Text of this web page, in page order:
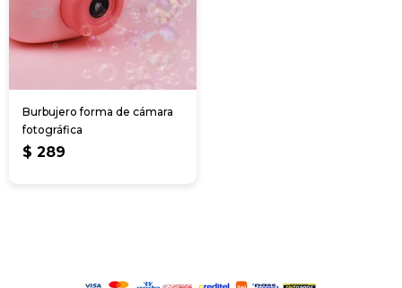
Burbujero forma de cámara
fotográfica
$ 289